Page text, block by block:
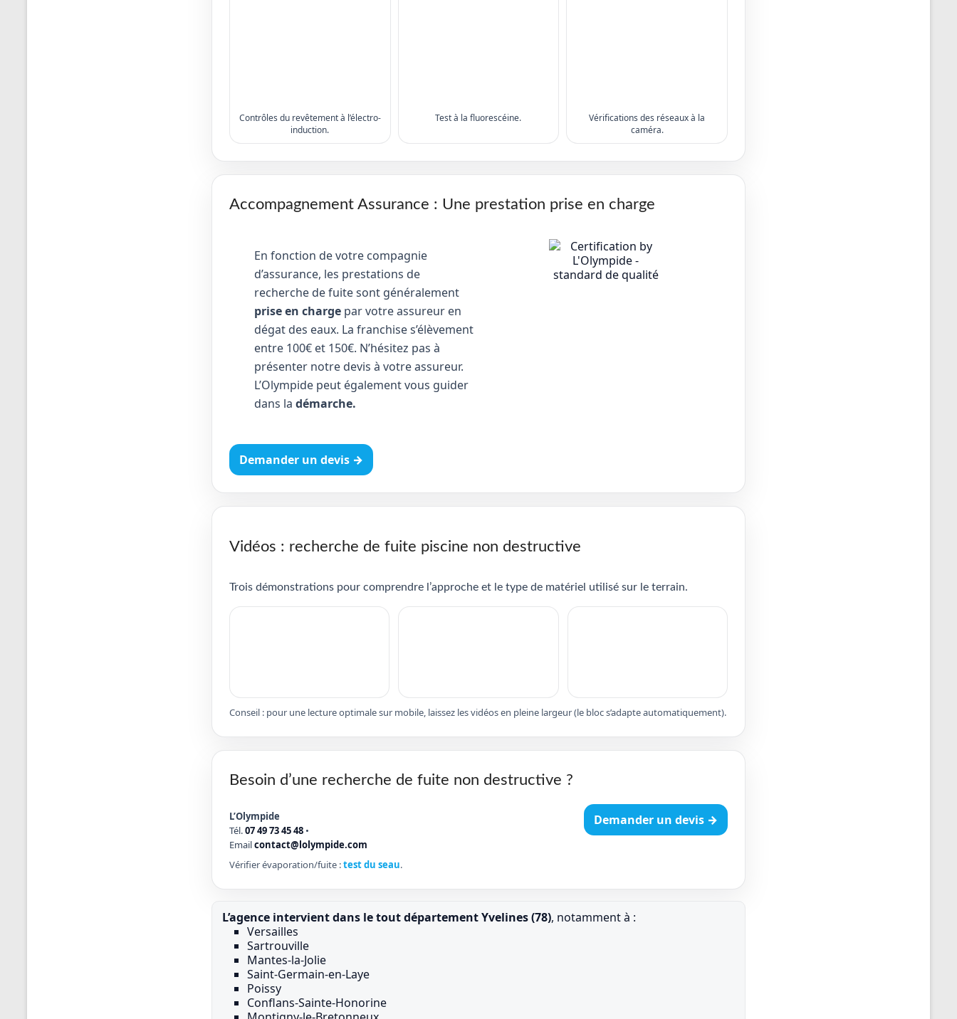
Contrôles du revêtement à l’électro-
induction.
Test à la fluorescéine.
Vérifications des réseaux à la
caméra.
Accompagnement Assurance : Une prestation prise en charge
En fonction de votre compagnie
d’assurance, les prestations de
recherche de fuite sont généralement
prise en charge par votre assureur en
dégat des eaux. La franchise s’élèvement
entre 100€ et 150€. N’hésitez pas à
présenter notre devis à votre assureur.
L’Olympide peut également vous guider
dans la démarche.
Demander un devis →
Vidéos : recherche de fuite piscine non destructive
Trois démonstrations pour comprendre l’approche et le type de matériel utilisé sur le terrain.
Conseil : pour une lecture optimale sur mobile, laissez les vidéos en pleine largeur (le bloc s’adapte automatiquement).
Besoin d’une recherche de fuite non destructive ?
L’Olympide
Tél.07 49 73 45 48 •
Emailcontact@lolympide.com
Vérifier évaporation/fuite :test du seau.
Demander un devis →
L’agence intervient dans le tout département Yvelines (78), notamment à :
Versailles
Sartrouville
Mantes-la-Jolie
Saint-Germain-en-Laye
Poissy
Conflans-Sainte-Honorine